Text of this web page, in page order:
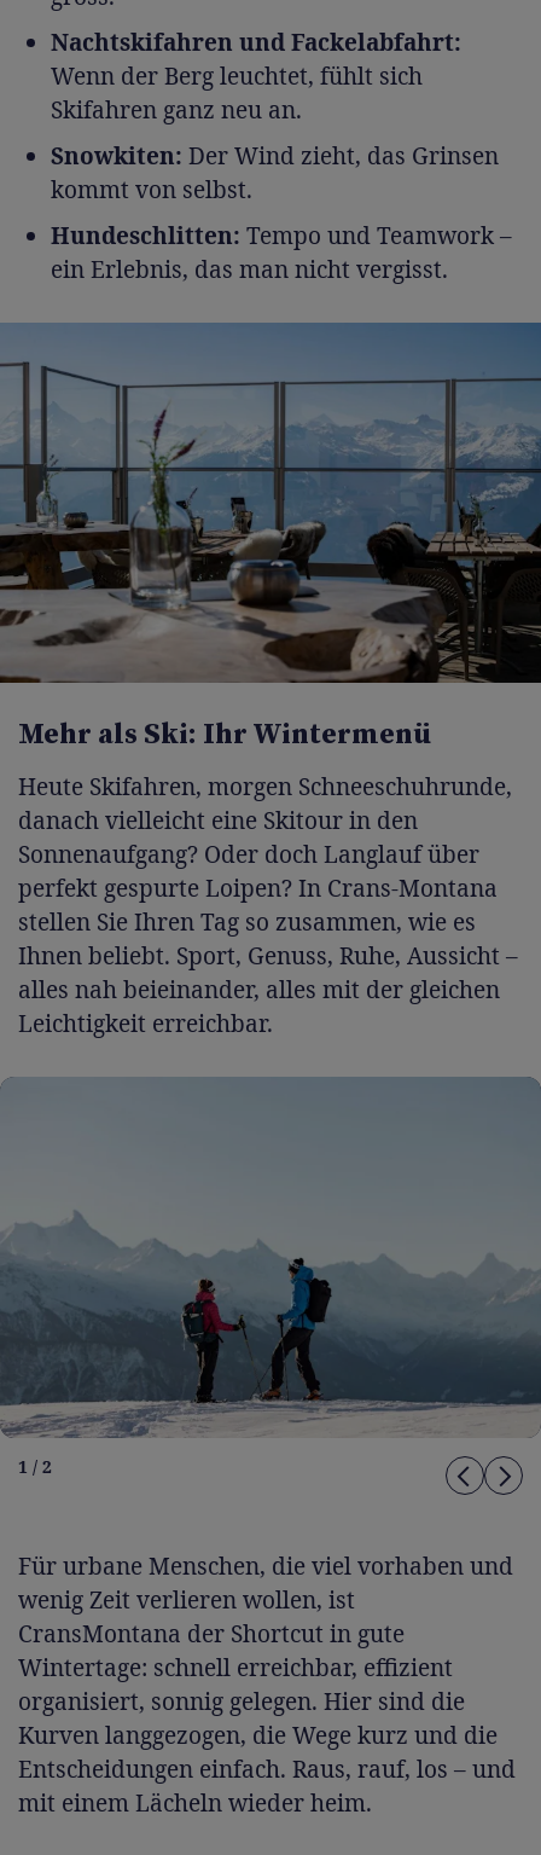
Nachtskifahren und Fackelabfahrt:
Wenn der Berg leuchtet, fühlt sich
Skifahren ganz neu an.
Snowkiten: Der Wind zieht, das Grinsen
kommt von selbst.
Hundeschlitten: Tempo und Teamwork –
ein Erlebnis, das man nicht vergisst.
Mehr als Ski: Ihr Wintermenü
Heute Skifahren, morgen Schneeschuhrunde,
danach vielleicht eine Skitour in den
Sonnenaufgang? Oder doch Langlauf über
perfekt gespurte Loipen? In Crans-Montana
stellen Sie Ihren Tag so zusammen, wie es
Ihnen beliebt. Sport, Genuss, Ruhe, Aussicht –
alles nah beieinander, alles mit der gleichen
Leichtigkeit erreichbar.
1 / 2
Für urbane Menschen, die viel vorhaben und
wenig Zeit verlieren wollen, ist
CransMontana der Shortcut in gute
Wintertage: schnell erreichbar, effizient
organisiert, sonnig gelegen. Hier sind die
Kurven langgezogen, die Wege kurz und die
Entscheidungen einfach. Raus, rauf, los – und
mit einem Lächeln wieder heim.